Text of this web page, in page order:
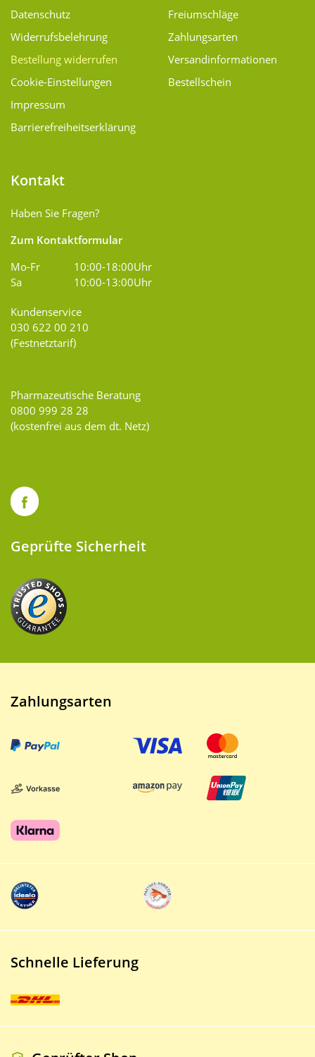
Datenschutz
Widerrufsbelehrung
Bestellung widerrufen
Cookie-Einstellungen
Impressum
Barrierefreiheitserklärung
Freiumschläge
Zahlungsarten
Versand­informationen
Bestellschein
Kontakt
Haben Sie Fragen?
Zum Kontaktformular
Mo-Fr
10:00-18:00Uhr
Sa
10:00-13:00Uhr
Kundenservice
030 622 00 210
(Festnetztarif)
Pharmazeutische Beratung
0800 999 28 28
(kostenfrei aus dem dt. Netz)
Geprüfte Sicherheit
Zahlungsarten
Schnelle Lieferung